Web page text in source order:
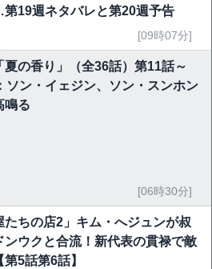
19週ネタバレと第20週予告
[09時07分]
夏の香り」（全36話）第11話～
ソン・イェジン、ソン・スンホン
鳴る
[06時30分]
たちの店2」キム・へジュンが叔
ンウクと合流！新代表の貫禄で敵
5話第6話】